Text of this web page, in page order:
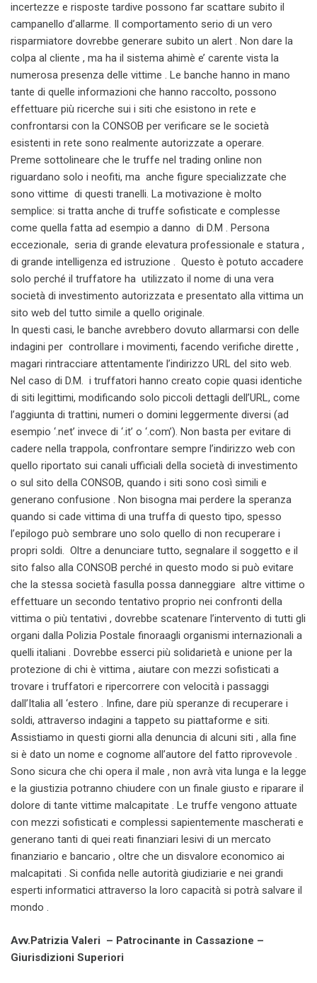
incertezze e risposte tardive possono far scattare subito il
campanello d’allarme. Il comportamento serio di un vero
risparmiatore dovrebbe generare subito un alert . Non dare la
colpa al cliente , ma ha il sistema ahimè e’ carente vista la
numerosa presenza delle vittime . Le banche hanno in mano
tante di quelle informazioni che hanno raccolto, possono
effettuare più ricerche sui i siti che esistono in rete e
confrontarsi con la CONSOB per verificare se le società
esistenti in rete sono realmente autorizzate a operare.
Preme sottolineare che le truffe nel trading online non
riguardano solo i neofiti, ma anche figure specializzate che
sono vittime di questi tranelli. La motivazione è molto
semplice: si tratta anche di truffe sofisticate e complesse
come quella fatta ad esempio a danno di D.M . Persona
eccezionale, seria di grande elevatura professionale e statura ,
di grande intelligenza ed istruzione . Questo è potuto accadere
solo perché il truffatore ha utilizzato il nome di una vera
società di investimento autorizzata e presentato alla vittima un
sito web del tutto simile a quello originale.
In questi casi, le banche avrebbero dovuto allarmarsi con delle
indagini per controllare i movimenti, facendo verifiche dirette ,
magari rintracciare attentamente l’indirizzo URL del sito web.
Nel caso di D.M. i truffatori hanno creato copie quasi identiche
di siti legittimi, modificando solo piccoli dettagli dell’URL, come
l’aggiunta di trattini, numeri o domini leggermente diversi (ad
esempio ‘.net’ invece di ‘.it’ o ‘.com’). Non basta per evitare di
cadere nella trappola, confrontare sempre l’indirizzo web con
quello riportato sui canali ufficiali della società di investimento
o sul sito della CONSOB, quando i siti sono così simili e
generano confusione . Non bisogna mai perdere la speranza
quando si cade vittima di una truffa di questo tipo, spesso
l’epilogo può sembrare uno solo quello di non recuperare i
propri soldi. Oltre a denunciare tutto, segnalare il soggetto e il
sito falso alla CONSOB perché in questo modo si può evitare
che la stessa società fasulla possa danneggiare altre vittime o
effettuare un secondo tentativo proprio nei confronti della
vittima o più tentativi , dovrebbe scatenare l’intervento di tutti gli
organi dalla Polizia Postale finoraagli organismi internazionali a
quelli italiani . Dovrebbe esserci più solidarietà e unione per la
protezione di chi è vittima , aiutare con mezzi sofisticati a
trovare i truffatori e ripercorrere con velocità i passaggi
dall’Italia all ‘estero . Infine, dare più speranze di recuperare i
soldi, attraverso indagini a tappeto su piattaforme e siti.
Assistiamo in questi giorni alla denuncia di alcuni siti , alla fine
si è dato un nome e cognome all’autore del fatto riprovevole .
Sono sicura che chi opera il male , non avrà vita lunga e la legge
e la giustizia potranno chiudere con un finale giusto e riparare il
dolore di tante vittime malcapitate . Le truffe vengono attuate
con mezzi sofisticati e complessi sapientemente mascherati e
generano tanti di quei reati finanziari lesivi di un mercato
finanziario e bancario , oltre che un disvalore economico ai
malcapitati . Si confida nelle autorità giudiziarie e nei grandi
esperti informatici attraverso la loro capacità si potrà salvare il
mondo .
Avv.Patrizia Valeri – Patrocinante in Cassazione –
Giurisdizioni Superiori